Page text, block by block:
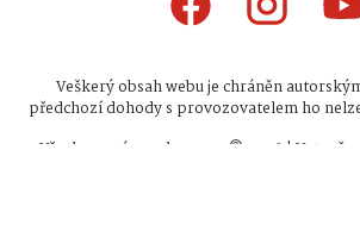
Veškerý obsah webu je chráněn
předchozí dohody s provozovatelem ho
Všechna práva vyhrazena © 2026 |